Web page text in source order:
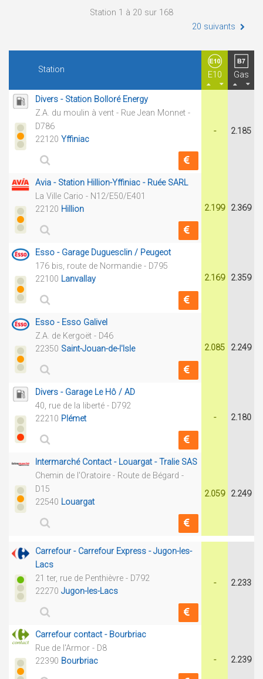
Station 1 à 20 sur 168
20 suivants
Station
E10 Gas
Divers - Station Bolloré Energy
Z.A. du moulin à vent - Rue Jean Monnet -
D786
22120 Yffiniac
- 2.185
Avia - Station Hillion-Yffiniac - Ruée SARL
La Ville Cario - N12/E50/E401
22120 Hillion 2.199 2.369
Esso - Garage Duguesclin / Peugeot
176 bis, route de Normandie - D795
22100 Lanvallay 2.169 2.359
Esso - Esso Galivel
Z.A. de Kergoët - D46
22350 Saint-Jouan-de-l'Isle 2.085 2.249
Divers - Garage Le Hô / AD
40, rue de la liberté - D792
22210 Plémet - 2.180
Intermarché Contact - Louargat - Tralie SAS
Chemin de l'Oratoire - Route de Bégard -
D15
22540 Louargat
2.059 2.249
Carrefour - Carrefour Express - Jugon-les-
Lacs
21 ter, rue de Penthièvre - D792
22270 Jugon-les-Lacs
- 2.233
Carrefour contact - Bourbriac
Rue de l'Armor - D8
22390 Bourbriac - 2.239